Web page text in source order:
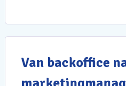
Van backoffice